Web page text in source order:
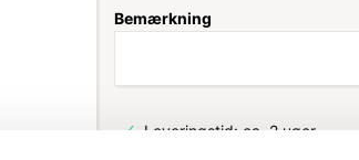
Bemærkning
Leveringstid: ca. 2 uger